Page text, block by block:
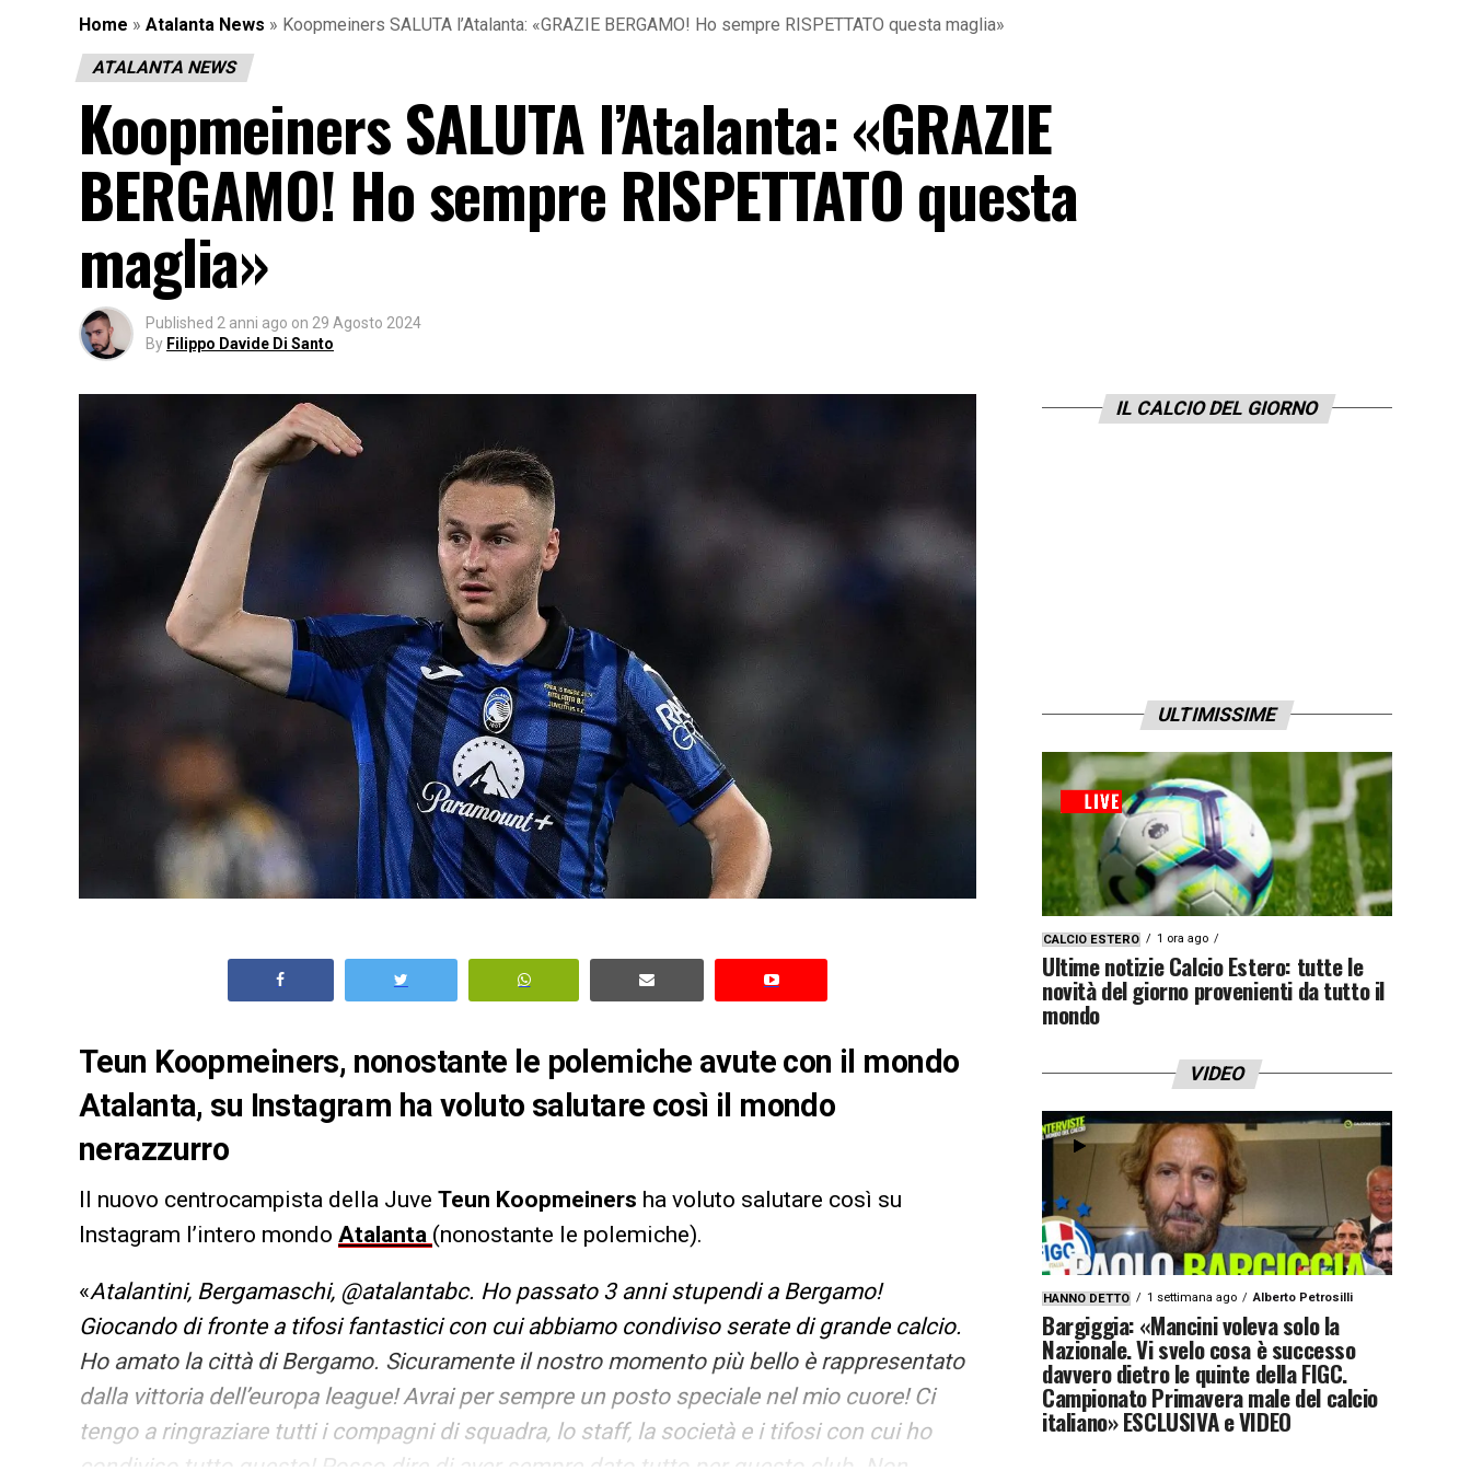
Home » Atalanta News » Koopmeiners SALUTA l’Atalanta: «GRAZIE BERGAMO! Ho sempre RISPETTATO questa maglia»
ATALANTA NEWS
Koopmeiners SALUTA l’Atalanta: «GRAZIE
BERGAMO! Ho sempre RISPETTATO questa
maglia»
Published 2 anni ago on 29 Agosto 2024
By Filippo Davide Di Santo
Teun Koopmeiners, nonostante le polemiche avute con il mondo
Atalanta, su Instagram ha voluto salutare così il mondo
nerazzurro
Il nuovo centrocampista della Juve Teun Koopmeiners ha voluto salutare così su
Instagram l’intero mondo Atalanta (nonostante le polemiche).
«Atalantini, Bergamaschi, @atalantabc. Ho passato 3 anni stupendi a Bergamo!
Giocando di fronte a tifosi fantastici con cui abbiamo condiviso serate di grande calcio.
Ho amato la città di Bergamo. Sicuramente il nostro momento più bello è rappresentato
dalla vittoria dell’europa league! Avrai per sempre un posto speciale nel mio cuore! Ci
tengo a ringraziare tutti i compagni di squadra, lo staff, la società e i tifosi con cui ho
IL CALCIO DEL GIORNO
ULTIMISSIME
CALCIO ESTERO 1 ora ago
Ultime notizie Calcio Estero: tutte le
novità del giorno provenienti da tutto il
mondo
VIDEO
HANNO DETTO 1 settimana ago Alberto Petrosilli
Bargiggia: «Mancini voleva solo la
Nazionale. Vi svelo cosa è successo
davvero dietro le quinte della FIGC.
Campionato Primavera male del calcio
italiano» ESCLUSIVA e VIDEO